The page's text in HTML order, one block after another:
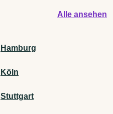
Alle ansehen
Hamburg
Köln
Stuttgart